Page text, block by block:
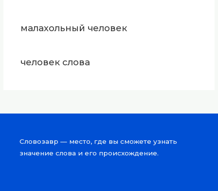
малахольный человек
человек слова
Словозавр — место, где вы сможете узнать
значение слова и его происхождение.